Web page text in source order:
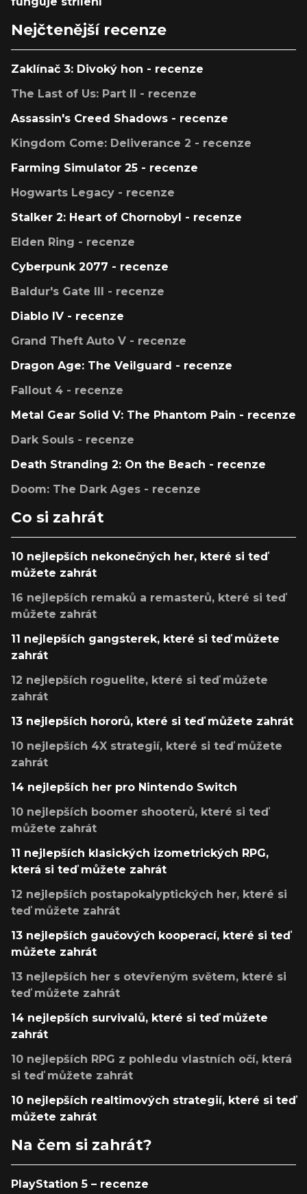
Nejčtenější recenze
Zaklínač 3: Divoký hon - recenze
The Last of Us: Part II - recenze
Assassin's Creed Shadows - recenze
Kingdom Come: Deliverance 2 - recenze
Farming Simulator 25 - recenze
Hogwarts Legacy - recenze
Stalker 2: Heart of Chornobyl - recenze
Elden Ring - recenze
Cyberpunk 2077 - recenze
Baldur's Gate III - recenze
Diablo IV - recenze
Grand Theft Auto V - recenze
Dragon Age: The Veilguard - recenze
Fallout 4 - recenze
Metal Gear Solid V: The Phantom Pain - recenze
Dark Souls - recenze
Death Stranding 2: On the Beach - recenze
Doom: The Dark Ages - recenze
Co si zahrát
10 nejlepších nekonečných her, které si teď
můžete zahrát
16 nejlepších remaků a remasterů, které si teď
můžete zahrát
11 nejlepších gangsterek, které si teď můžete
zahrát
12 nejlepších roguelite, které si teď můžete
zahrát
13 nejlepších hororů, které si teď můžete zahrát
10 nejlepších 4X strategií, které si teď můžete
zahrát
14 nejlepších her pro Nintendo Switch
10 nejlepších boomer shooterů, které si teď
můžete zahrát
11 nejlepších klasických izometrických RPG,
která si teď můžete zahrát
12 nejlepších postapokalyptických her, které si
teď můžete zahrát
13 nejlepších gaučových kooperací, které si teď
můžete zahrát
13 nejlepších her s otevřeným světem, které si
teď můžete zahrát
14 nejlepších survivalů, které si teď můžete
zahrát
10 nejlepších RPG z pohledu vlastních očí, která
si teď můžete zahrát
10 nejlepších realtimových strategií, které si teď
můžete zahrát
Na čem si zahrát?
PlayStation 5 – recenze